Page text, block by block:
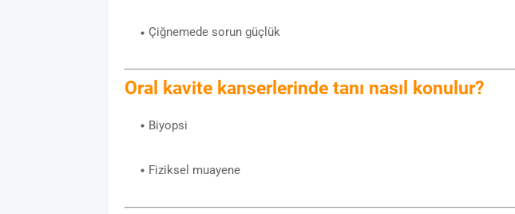
Çiğnemede sorun güçlük
Oral kavite kanserlerinde tanı nasıl konulur?
Biyopsi
Fiziksel muayene